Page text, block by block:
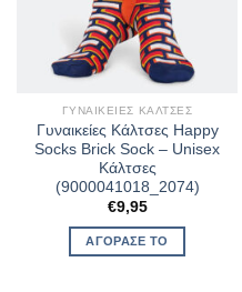
ΓΥΝΑΙΚΕΊΕΣ ΚΆΛΤΣΕΣ
Γυναικείες Κάλτσες Happy
Socks Brick Sock – Unisex
Κάλτσες
(9000041018_2074)
€9,95
ΑΓΌΡΑΣΈ ΤΟ